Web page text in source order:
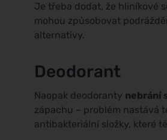
Je třeba dodat, že hliníkové
mohou způsobovat
alternativy.
Deodorant
Naopak deodoranty nebrání
zápachu – problém nastává
antibakteriální složky, které